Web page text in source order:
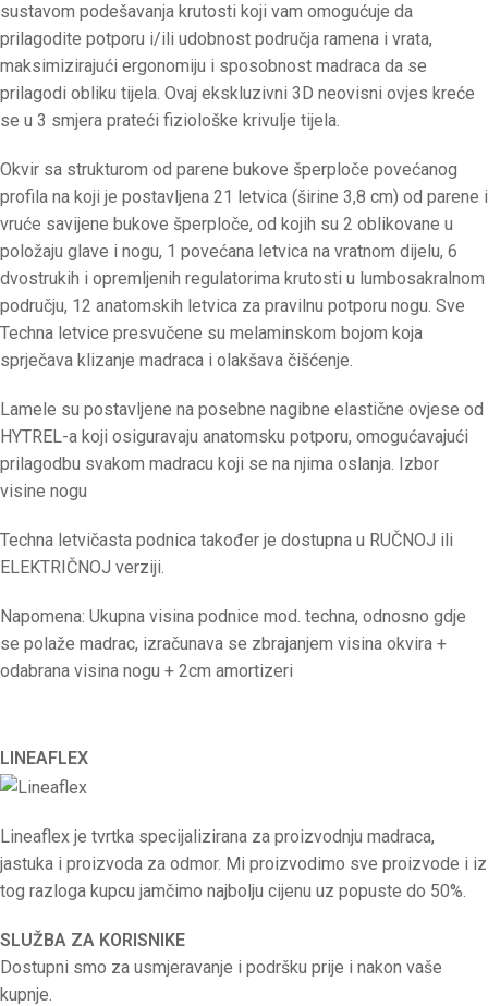
sustavom podešavanja krutosti koji vam omogućuje da
prilagodite potporu i/ili udobnost područja ramena i vrata,
maksimizirajući ergonomiju i sposobnost madraca da se
prilagodi obliku tijela. Ovaj ekskluzivni 3D neovisni ovjes kreće
se u 3 smjera prateći fiziološke krivulje tijela.
Okvir sa strukturom od parene bukove šperploče povećanog
profila na koji je postavljena 21 letvica (širine 3,8 cm) od parene i
vruće savijene bukove šperploče, od kojih su 2 oblikovane u
položaju glave i nogu, 1 povećana letvica na vratnom dijelu, 6
dvostrukih i opremljenih regulatorima krutosti u lumbosakralnom
području, 12 anatomskih letvica za pravilnu potporu nogu. Sve
Techna letvice presvučene su melaminskom bojom koja
sprječava klizanje madraca i olakšava čišćenje.
Lamele su postavljene na posebne nagibne elastične ovjese od
HYTREL-a koji osiguravaju anatomsku potporu, omogućavajući
prilagodbu svakom madracu koji se na njima oslanja. Izbor
visine nogu
Techna letvičasta podnica također je dostupna u RUČNOJ ili
ELEKTRIČNOJ verziji.
Napomena: Ukupna visina podnice mod. techna, odnosno gdje
se polaže madrac, izračunava se zbrajanjem visina okvira +
odabrana visina nogu + 2cm amortizeri
LINEAFLEX
Lineaflex je tvrtka specijalizirana za proizvodnju madraca,
jastuka i proizvoda za odmor. Mi proizvodimo sve proizvode i iz
tog razloga kupcu jamčimo najbolju cijenu uz popuste do 50%.
SLUŽBA ZA KORISNIKE
Dostupni smo za usmjeravanje i podršku prije i nakon vaše
kupnje.